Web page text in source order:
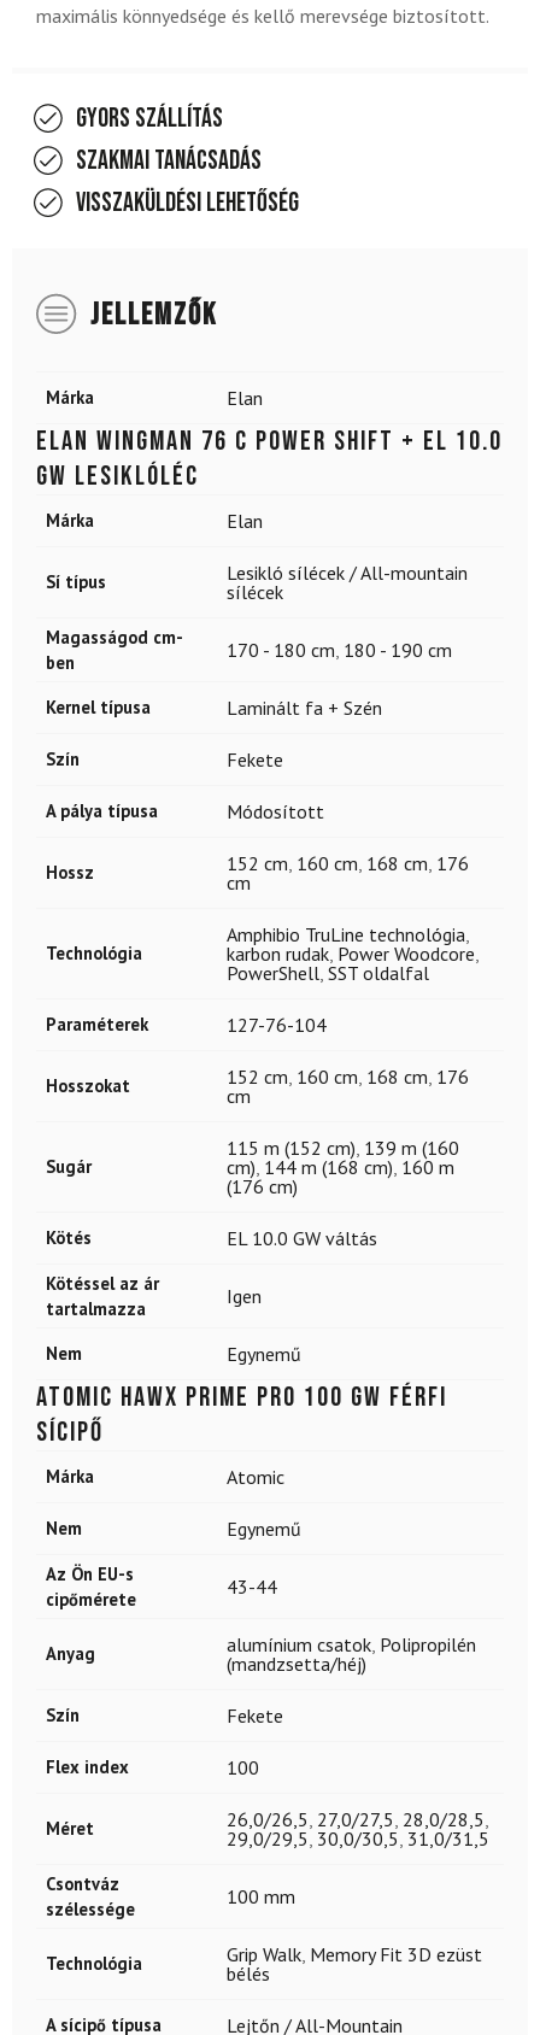
maximális könnyedsége és kellő merevsége biztosított.
Gyors szállítás
Szakmai tanácsadás
Visszaküldési lehetőség
JELLEMZŐK
Márka Elan
ELAN Wingman 76 C Power Shift + EL 10.0
GW lesiklóléc
Márka Elan
Sí típus
Lesikló sílécek / All-mountain
sílécek
Magasságod cm-
ben
170 - 180 cm 180 - 190 cm
Kernel típusa Laminált fa + Szén
Szín Fekete
A pálya típusa Módosított
Hossz 152 cm 160 cm 168 cm 176
cm
Technológia
Amphibio TruLine technológia
karbon rudak Power Woodcore
PowerShell SST oldalfal
Paraméterek 127-76-104
Hosszokat 152 cm 160 cm 168 cm 176
cm
Sugár
115 m (152 cm) 139 m (160
cm) 144 m (168 cm) 160 m
(176 cm)
Kötés EL 10.0 GW váltás
Kötéssel az ár
tartalmazza
Igen
Nem Egynemű
ATOMIC Hawx Prime Pro 100 GW férfi
sícipő
Márka Atomic
Nem Egynemű
Az Ön EU-s
cipőmérete
43-44
Anyag alumínium csatok Polipropilén
(mandzsetta/héj)
Szín Fekete
Flex index 100
Méret 26,0/26,5 27,0/27,5 28,0/28,5
29,0/29,5 30,0/30,5 31,0/31,5
Csontváz
szélessége
100 mm
Technológia Grip Walk Memory Fit 3D ezüst
bélés
A sícipő típusa Lejtőn / All-Mountain